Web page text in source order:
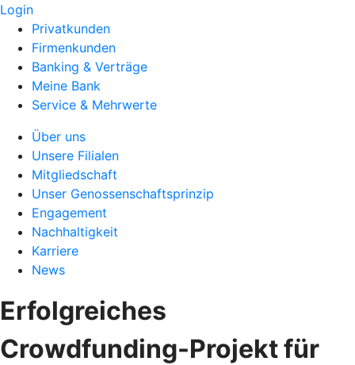
Login
Privatkunden
Firmenkunden
Banking & Verträge
Meine Bank
Service & Mehrwerte
Über uns
Unsere Filialen
Mitgliedschaft
Unser Genossenschaftsprinzip
Engagement
Nachhaltigkeit
Karriere
News
Erfolgreiches
Crowdfunding-Projekt für